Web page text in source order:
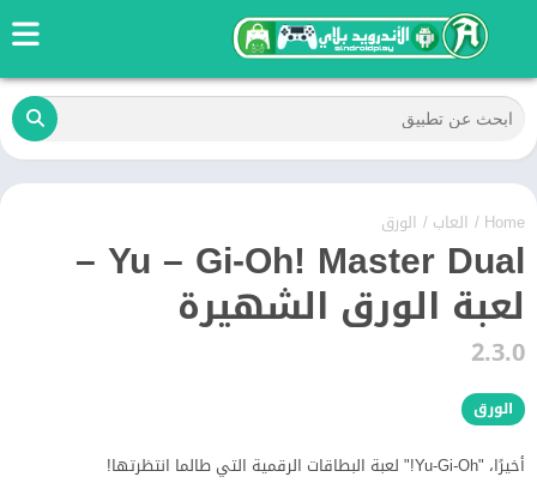
Home
/ العاب / الورق
Yu – Gi-Oh! Master Dual –
لعبة الورق الشهيرة
2.3.0
الورق
أخيرًا، "Yu-Gi-Oh!" لعبة البطاقات الرقمية التي طالما انتظرتها!